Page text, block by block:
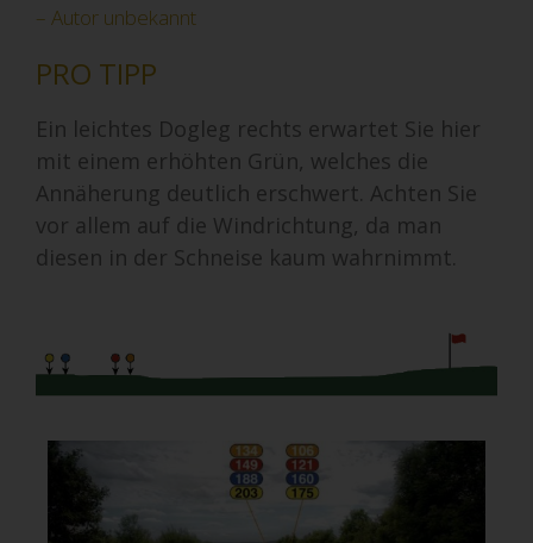
– Autor unbekannt
PRO TIPP
Ein leichtes Dogleg rechts erwartet Sie hier
mit einem erhöhten Grün, welches die
Annäherung deutlich erschwert. Achten Sie
vor allem auf die Windrichtung, da man
diesen in der Schneise kaum wahrnimmt.